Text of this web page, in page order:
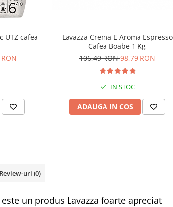
UTZ cafea
Lavazza Crema E Aroma Espresso
Cafea Boabe 1 Kg
106,49 RON98,79 RON
IN STOC
ADAUGA IN COS
Review-uri (0)
un produs Lavazza foarte apreciat